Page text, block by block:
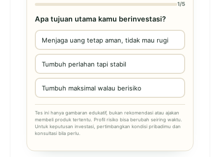
1/5
Apa tujuan utama kamu berinvestasi?
Menjaga uang tetap aman, tidak mau rugi
Tumbuh perlahan tapi stabil
Tumbuh maksimal walau berisiko
Tes ini hanya gambaran edukatif, bukan rekomendasi atau ajakan
membeli produk tertentu. Profil risiko bisa berubah seiring waktu.
Untuk keputusan investasi, pertimbangkan kondisi pribadimu dan
konsultasi bila perlu.